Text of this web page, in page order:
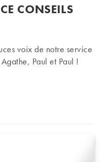
CONSEILS
voix de notre service
Paul et Paul !
se cache derrière le Service